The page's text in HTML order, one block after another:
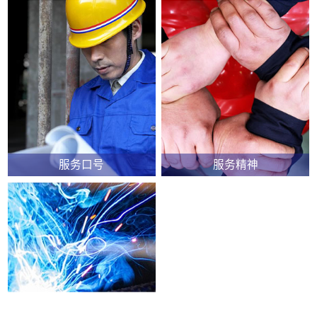
服务口号 服务精神